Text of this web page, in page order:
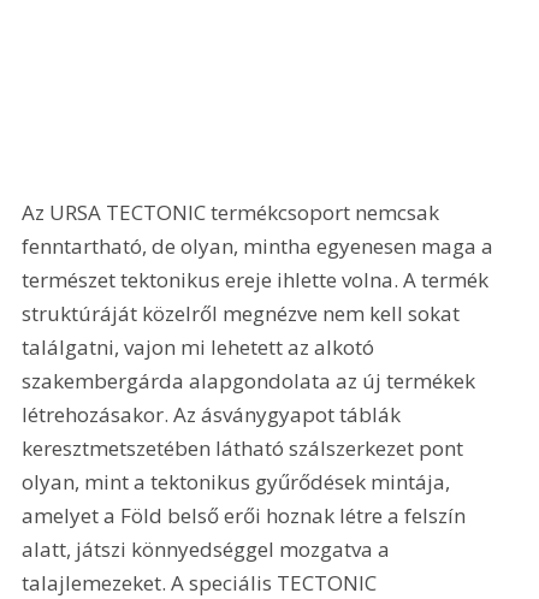
Az URSA TECTONIC termékcsoport nemcsak
fenntartható, de olyan, mintha egyenesen maga a
természet tektonikus ereje ihlette volna. A termék
struktúráját közelről megnézve nem kell sokat
találgatni, vajon mi lehetett az alkotó
szakembergárda alapgondolata az új termékek
létrehozásakor. Az ásványgyapot táblák
keresztmetszetében látható szálszerkezet pont
olyan, mint a tektonikus gyűrődések mintája,
amelyet a Föld belső erői hoznak létre a felszín
alatt, játszi könnyedséggel mozgatva a
talajlemezeket. A speciális TECTONIC